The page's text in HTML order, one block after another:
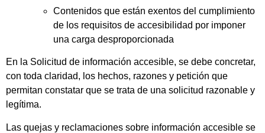
Contenidos que están exentos del cumplimiento
de los requisitos de accesibilidad por imponer
una carga desproporcionada
En la Solicitud de información accesible, se debe concretar,
con toda claridad, los hechos, razones y petición que
permitan constatar que se trata de una solicitud razonable y
legítima.
Las quejas y reclamaciones sobre información accesible se